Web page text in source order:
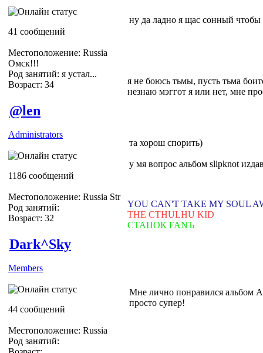
41 сообщений
Местоположение: Russia
Омск!!!
Род занятий: я устал...
Возраст: 34
ну да ладно я щас сонный чтобы
я не боюсь тьмы, пусть тьма
незнаю мэггот я или нет, мне
@len
Administrators
1186 сообщений
Местоположение: Russia Str
Род занятий:
Возраст: 32
та хорош спорить)
у мя вопрос альбом slipknot
YOU CAN'T TAKE MY SOUL
THE CTHULHU KID
СТАНОК FANЪ
Dark^Sky
Members
44 сообщений
Местоположение: Russia
Род занятий:
Мне лично понравился альбом
просто супер!